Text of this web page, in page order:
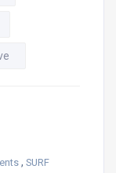
, SURF